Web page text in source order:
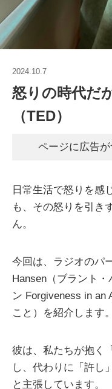
2024.10.7
怒りの時代だ
（TED）
ページに広告が
日常生活で怒りを感
も、その怒りを引き
ん。
今回は、ラジオのパ
Hansen（ブラント
ン Forgiveness in an
こと）を紹介します。
彼は、私たちが抱く
し、代わりに「許し
と主張しています。